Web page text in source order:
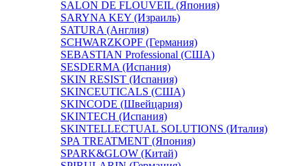
SALON DE FLOUVEIL (Япония)
SARYNA KEY (Израиль)
SATURA (Англия)
SCHWARZKOPF (Германия)
SEBASTIAN Professional (США)
SESDERMA (Испания)
SKIN RESIST (Испания)
SKINCEUTICALS (США)
SKINCODE (Швейцария)
SKINTECH (Испания)
SKINTELLECTUAL SOLUTIONS (Италия)
SPA TREATMENT (Япония)
SPARK&GLOW (Китай)